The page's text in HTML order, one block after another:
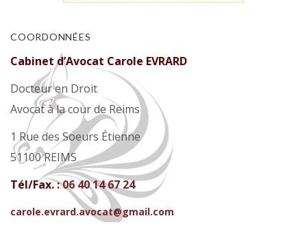
COORDONNÉES
Cabinet d’Avocat Carole EVRARD
Docteur en Droit
Avocat à la cour de Reims
1 Rue des Soeurs Étienne
51100 REIMS
Tél/Fax. :06 40 14 67 24
carole.evrard.avocat@gmail.com